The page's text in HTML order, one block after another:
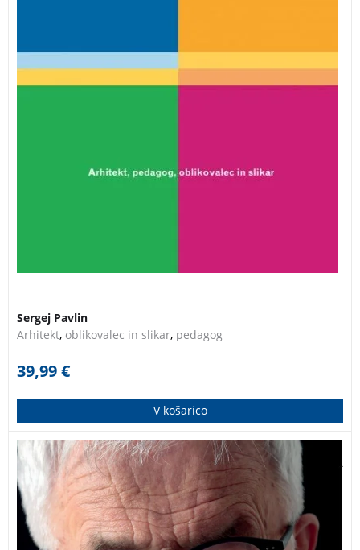
Sergej Pavlin
Arhitekt, oblikovalec in slikar, pedagog
39,99€
V košarico
Biografija dr. Petra Čeferina NESPODOBNI ODVETNIK
izpod peresa Tadeja Goloba. V biografiji lahko sledimo
njegovemu življenju, od srečnega otroštva v Ljubljani
preko divjih študentskih let, nerodnih odvetniških
začetkov, ustvarjanja družine do njegove uveljavitve v